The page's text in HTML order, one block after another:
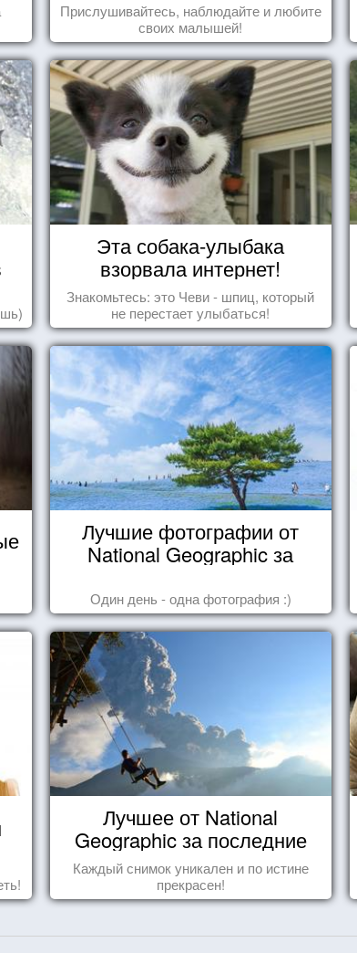
Прислушивайтесь, наблюдайте и любите
своих малышей!
Эта собака-улыбака
взорвала интернет!
Знакомьтесь: это Чеви - шпиц, который
не перестает улыбаться!
Лучшие фотографии от
National Geographic за
Один день - одна фотография :)
Лучшее от National
Geographic за последние
пару лет
Каждый снимок уникален и по истине
прекрасен!